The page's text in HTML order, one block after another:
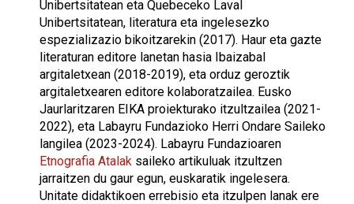
Unibertsitatean eta Quebeceko Laval
Unibertsitatean, literatura eta ingelesezko
espezializazio bikoitzarekin (2017). Haur eta gazte
literaturan editore lanetan hasia Ibaizabal
argitaletxean (2018-2019), eta orduz geroztik
argitaletxearen editore kolaboratzailea. Eusko
Jaurlaritzaren EIKA proiekturako itzultzailea (2021-
2022), eta Labayru Fundazioko Herri Ondare Saileko
langilea (2023-2024). Labayru Fundazioaren
Etnografia Atalak saileko artikuluak itzultzen
jarraitzen du gaur egun, euskaratik ingelesera.
Unitate didaktikoen errebisio eta itzulpen lanak ere